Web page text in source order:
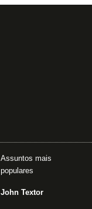
Assuntos mais
populares
John Textor